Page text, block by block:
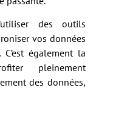
des outils
vos données
également la
pleinement
des données,